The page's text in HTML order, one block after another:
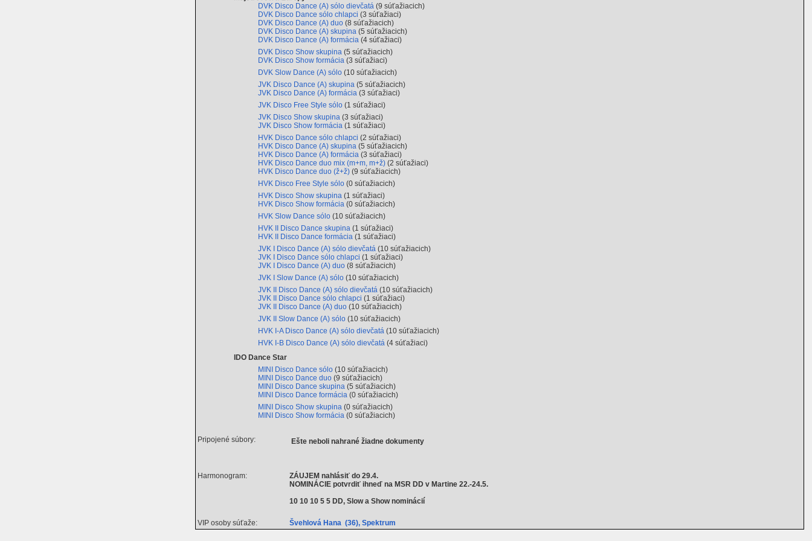
DVK Disco Dance (A) sólo dievčatá (9 súťažiacich)
DVK Disco Dance sólo chlapci (3 súťažiaci)
DVK Disco Dance (A) duo (8 súťažiacich)
DVK Disco Dance (A) skupina (5 súťažiacich)
DVK Disco Dance (A) formácia (4 súťažiaci)
DVK Disco Show skupina (5 súťažiacich)
DVK Disco Show formácia (3 súťažiaci)
DVK Slow Dance (A) sólo (10 súťažiacich)
JVK Disco Dance (A) skupina (5 súťažiacich)
JVK Disco Dance (A) formácia (3 súťažiaci)
JVK Disco Free Style sólo (1 súťažiaci)
JVK Disco Show skupina (3 súťažiaci)
JVK Disco Show formácia (1 súťažiaci)
HVK Disco Dance sólo chlapci (2 súťažiaci)
HVK Disco Dance (A) skupina (5 súťažiacich)
HVK Disco Dance (A) formácia (3 súťažiaci)
HVK Disco Dance duo mix (m+m, m+ž) (2 súťažiaci)
HVK Disco Dance duo (ž+ž) (9 súťažiacich)
HVK Disco Free Style sólo (0 súťažiacich)
HVK Disco Show skupina (1 súťažiaci)
HVK Disco Show formácia (0 súťažiacich)
HVK Slow Dance sólo (10 súťažiacich)
HVK II Disco Dance skupina (1 súťažiaci)
HVK II Disco Dance formácia (1 súťažiaci)
JVK I Disco Dance (A) sólo dievčatá (10 súťažiacich)
JVK I Disco Dance sólo chlapci (1 súťažiaci)
JVK I Disco Dance (A) duo (8 súťažiacich)
JVK I Slow Dance (A) sólo (10 súťažiacich)
JVK II Disco Dance (A) sólo dievčatá (10 súťažiacich)
JVK II Disco Dance sólo chlapci (1 súťažiaci)
JVK II Disco Dance (A) duo (10 súťažiacich)
JVK II Slow Dance (A) sólo (10 súťažiacich)
HVK I-A Disco Dance (A) sólo dievčatá (10 súťažiacich)
HVK I-B Disco Dance (A) sólo dievčatá (4 súťažiaci)
IDO Dance Star
MINI Disco Dance sólo (10 súťažiacich)
MINI Disco Dance duo (9 súťažiacich)
MINI Disco Dance skupina (5 súťažiacich)
MINI Disco Dance formácia (0 súťažiacich)
MINI Disco Show skupina (0 súťažiacich)
MINI Disco Show formácia (0 súťažiacich)
Pripojené súbory: Ešte neboli nahrané žiadne dokumenty
Harmonogram:
ZÁUJEM nahlásiť do 29.4.
NOMINÁCIE potvrdiť ihneď na MSR DD v Martine 22.-24.5.
10 10 10 5 5 DD, Slow a Show nominácií
VIP osoby súťaže: Švehlová Hana (36), Spektrum